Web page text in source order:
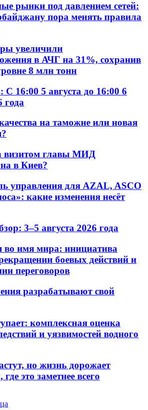
рынки под давлением сетей:
пора менять правила
увеличили
в АЧГ на 31%, сохранив
8 млн тонн
С 16:00 5 августа до 16:00 6
года
на таможне или новая
визитом главы МИД
в Киев?
управления для AZAL, ASCO
какие изменения несёт
3–5 августа 2026 года
во имя мира: инициатива
боевых действий и
переговоров
разрабатывают свой
комплексная оценка
и уязвимостей водного
но жизнь дорожает
это заметнее всего